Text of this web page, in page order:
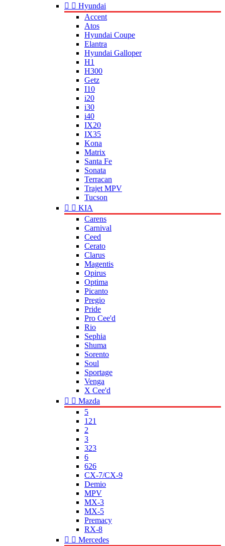
  Hyundai
Accent
Atos
Hyundai Coupe
Elantra
Hyundai Galloper
H1
H300
Getz
I10
i20
i30
i40
IX20
IX35
Kona
Matrix
Santa Fe
Sonata
Terracan
Trajet MPV
Tucson
  KIA
Carens
Carnival
Ceed
Cerato
Clarus
Magentis
Opirus
Optima
Picanto
Pregio
Pride
Pro Cee'd
Rio
Sephia
Shuma
Sorento
Soul
Sportage
Venga
X Cee'd
  Mazda
5
121
2
3
323
6
626
CX-7/CX-9
Demio
MPV
MX-3
MX-5
Premacy
RX-8
  Mercedes